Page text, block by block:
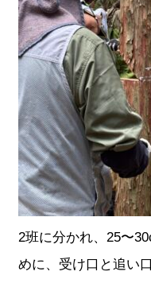
2班に分かれ、25〜
めに、受け口と追い